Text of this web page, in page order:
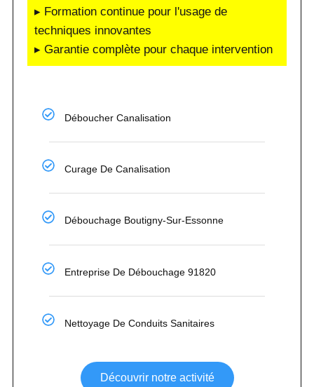
▸ Formation continue pour l'usage de
techniques innovantes
▸ Garantie complète pour chaque intervention
Déboucher Canalisation
Curage De Canalisation
Débouchage Boutigny-Sur-Essonne
Entreprise De Débouchage 91820
Nettoyage De Conduits Sanitaires
Découvrir notre activité